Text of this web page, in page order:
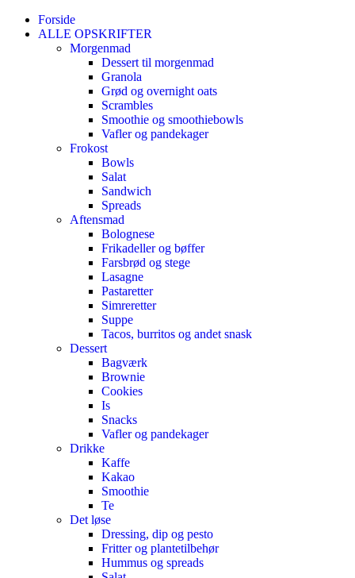
Forside
ALLE OPSKRIFTER
Morgenmad
Dessert til morgenmad
Granola
Grød og overnight oats
Scrambles
Smoothie og smoothiebowls
Vafler og pandekager
Frokost
Bowls
Salat
Sandwich
Spreads
Aftensmad
Bolognese
Frikadeller og bøffer
Farsbrød og stege
Lasagne
Pastaretter
Simreretter
Suppe
Tacos, burritos og andet snask
Dessert
Bagværk
Brownie
Cookies
Is
Snacks
Vafler og pandekager
Drikke
Kaffe
Kakao
Smoothie
Te
Det løse
Dressing, dip og pesto
Fritter og plantetilbehør
Hummus og spreads